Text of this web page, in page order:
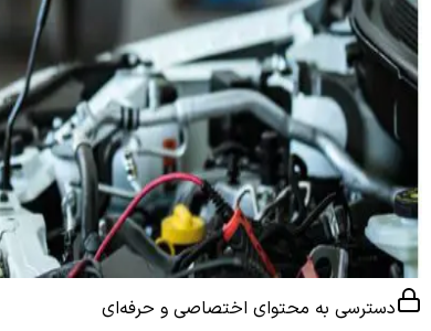
دسترسی به محتوای اختصاصی و حرفه‌ای